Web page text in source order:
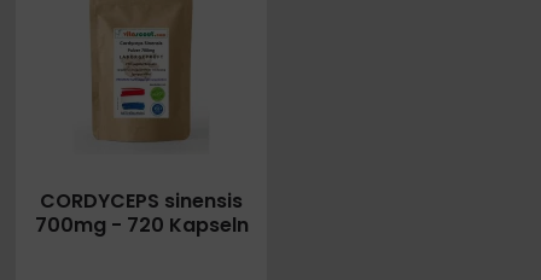
CORDYCEPS sinensis
700mg - 720 Kapseln